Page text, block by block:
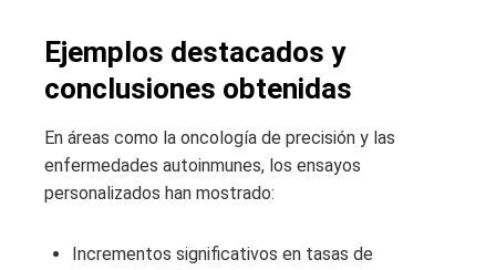
Ejemplos destacados y
conclusiones obtenidas
En áreas como la oncología de precisión y las
enfermedades autoinmunes, los ensayos
personalizados han mostrado:
Incrementos significativos en tasas de